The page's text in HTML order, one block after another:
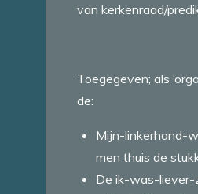
van kerkenraad/
Toegegeven; als
de:
Mijn-linkerhand-
men thuis de
De ik-was-liever-